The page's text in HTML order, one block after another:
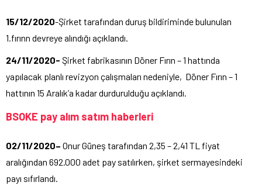
15/12/2020-Şirket tarafından duruş bildiriminde bulunulan
1.fırınn devreye alındığı açıklandı.
24/11/2020- Şirket fabrikasının Döner Fırın – 1 hattında
yapılacak planlı revizyon çalışmaları nedeniyle, Döner Fırın – 1
hattının 15 Aralık’a kadar durdurulduğu açıklandı.
BSOKE pay alım satım haberleri
02/11/2020– Onur Güneş tarafından 2,35 – 2,41 TL fiyat
aralığından 692.000 adet pay satılırken, şirket sermayesindeki
payı sıfırlandı.